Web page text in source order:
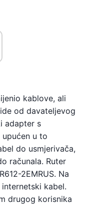
kablove, ali
od davateljevog
adapter s
upućen u to
do usmjerivača,
računala. Ruter
2EMRUS. Na
kabel.
drugog korisnika